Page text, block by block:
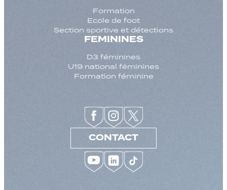
Formation
Ecole de foot
Section sportive et détections
FEMININES
D3 féminines
U19 national féminines
Formation féminine
CONTACT